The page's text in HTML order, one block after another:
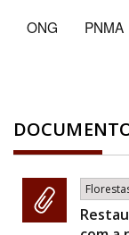
ONG
PNMA